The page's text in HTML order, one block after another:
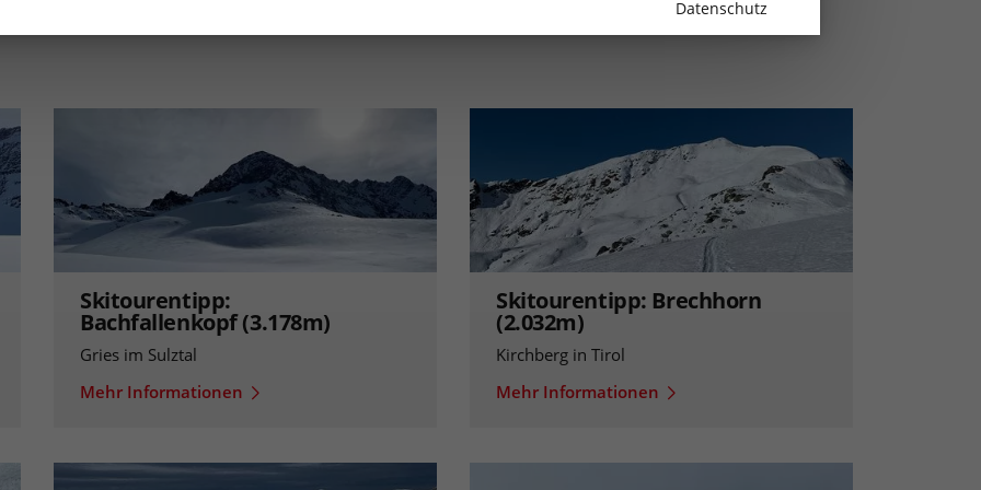
Skitourentipp:
Bachfallenkopf (3.178m)
Gries im Sulztal
Mehr Informationen
Skitourentipp: Brechhorn
(2.032m)
Kirchberg in Tirol
Mehr Informationen
Datenschutz